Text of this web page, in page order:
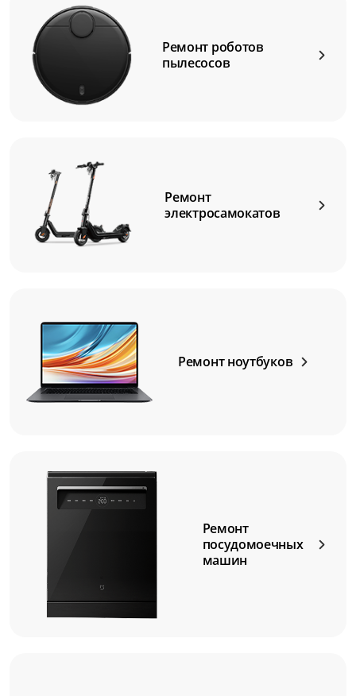
Ремонт роботов
пылесосов
Ремонт
электросамокатов
Ремонт ноутбуков
Ремонт
посудомоечных
машин